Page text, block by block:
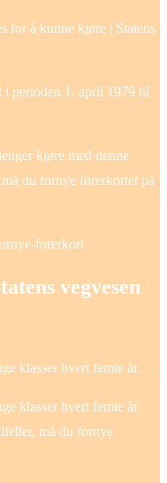
for å kunne kjøre | Statens
perioden 1. april 1979 til
kjøre med denne
du fornye førerkortet på
forerkort
vegvesen
klasser hvert femte år.
klasser hvert femte år.
må du fornye